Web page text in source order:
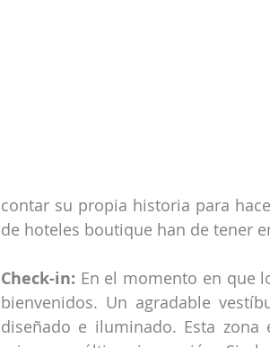
contar su propia historia para
de hoteles boutique han de tener
Check-in: En el momento en que
bienvenidos. Un agradable
diseñado e iluminado. Esta